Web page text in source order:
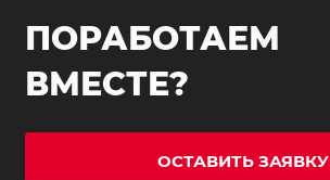
ПОРАБОТАЕМ
ВМЕСТЕ?
ОСТАВИТЬ ЗАЯВКУ